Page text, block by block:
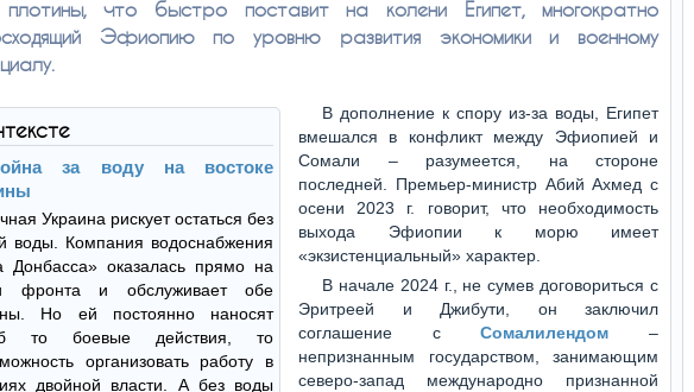
что быстро поставит на колени Египет, многократно
Эфиопию по уровню развития экономики и военному
за воду на востоке
Украина рискует остаться без
воды. Компания водоснабжения
Донбасса» оказалась прямо на
фронта и обслуживает обе
Но ей постоянно наносят
то боевые действия, то
организовать работу в
двойной власти. А без воды
В дополнение к спору из-за воды, Египет
вмешался в конфликт между Эфиопией и
Сомали – разумеется, на стороне
последней. Премьер-министр Абий Ахмед с
осени 2023 г. говорит, что необходимость
выхода Эфиопии к морю имеет
«экзистенциальный» характер.
В начале 2024 г., не сумев договориться с
Эритреей и Джибути, он заключил
соглашение сСомалилендом –
непризнанным государством, занимающим
северо-запад международно признанной